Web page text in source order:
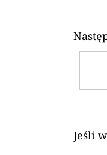
Jeśli